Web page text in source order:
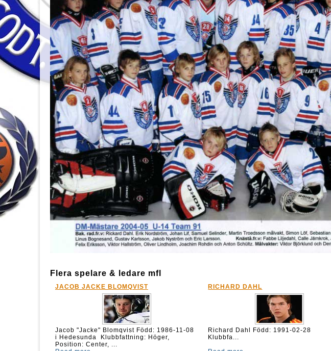
Flera spelare & ledare mfl
JACOB JACKE BLOMQVIST
Jacob "Jacke" Blomqvist Född: 1986-11-08
i Hedesunda Klubbfattning: Höger,
Position: Center, ...
RICHARD DAHL
Richard Dahl Född: 1991-02-28
Klubbfa...